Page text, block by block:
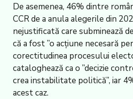
De asemenea, 46% dintre
CCR de a anula alegerile din
nejustificată care subminează
că a fost ”o acțiune necesară
corectitudinea procesului
cataloghează ca o ”decizie
crea instabilitate politică”, iar
acest caz.